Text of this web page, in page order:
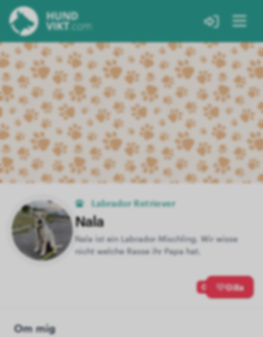
Labrador Retriever
Nala
Nala ist ein Labrador-Mischling. Wir wisse
nicht welche Rasse ihr Papa hat.
0 Gilla
Om mig